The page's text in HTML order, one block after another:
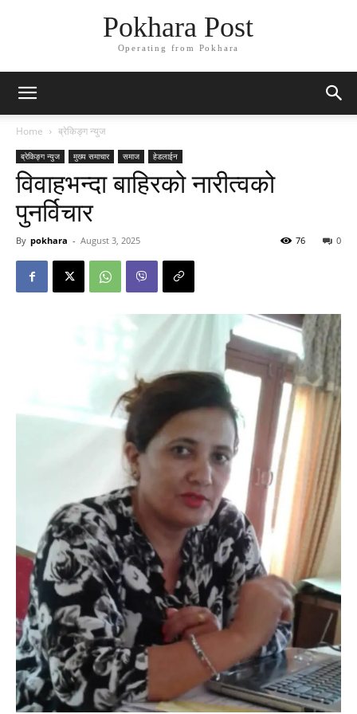
Pokhara Post
Operating from Pokhara
Home ब्रेकिङ्ग न्युज
ब्रेकिङ्ग न्युज मुख्य समाचार समाज हेडलाईन
विवाहभन्दा बाहिरको नारीत्वको
पुनर्विचार
By pokhara - August 3, 2025 0
76